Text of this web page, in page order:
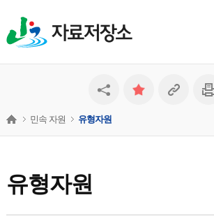
자료저장소
유형자원
민속 자원 유형자원